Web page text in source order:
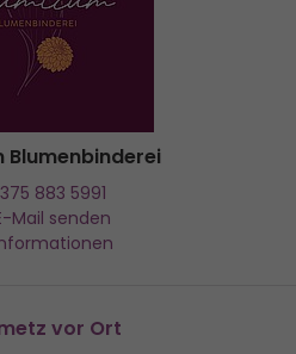
Blumenbinderei
375 883 5991
Mail senden
vor Ort